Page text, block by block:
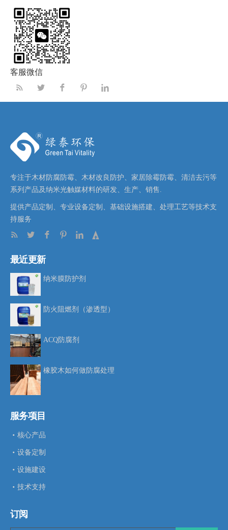
客服微信
专注于木材防腐防霉、木材改良防护、家居除霉防霉、清洁去污等
系列产品及纳米光触媒材料的研发、生产、销售.
提供产品定制、专业设备定制、基础设施搭建、处理工艺等技术支
持服务
最近更新
纳米膜防护剂
防火阻燃剂（渗透型）
ACQ防腐剂
橡胶木如何做防腐处理
服务项目
核心产品
设备定制
设施建设
技术支持
订阅